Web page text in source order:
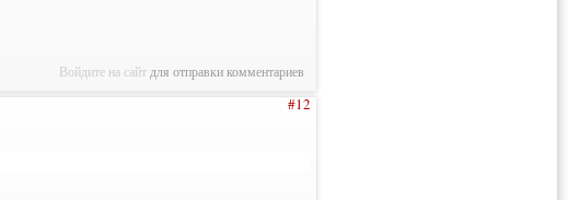
Войдите на сайт для отправки комментариев
#12